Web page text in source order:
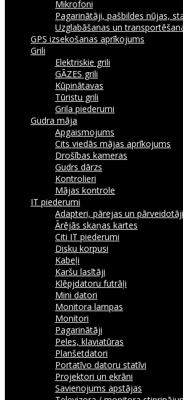
Mikrofoni
Pagarinātāji, pašbildes nūjas,
Uzglabāšanas un
GPS izsekošanas aprīkojums
Grili
Elektriskie grili
GĀZES grili
Kūpinātavas
Tūristu grili
Grila piederumi
Gudra māja
Apgaismojums
Cits viedās mājas aprīkojums
Drošības kameras
Gudrs dārzs
Kontrolieri
Mājas kontrole
IT piederumi
Adapteri, pārejas un pārveidotāji
Ārējās skaņas kartes
Citi IT piederumi
Disku korpusi
Kabeļi
Karšu lasītāji
Klēpjdatoru futrāļi
Mini datori
Monitora lampas
Monitori
Pagarinātāji
Peles, klaviatūras
Planšetdatori
Portatīvo datoru statīvi
Projektori un ekrāni
Savienojums apstājas